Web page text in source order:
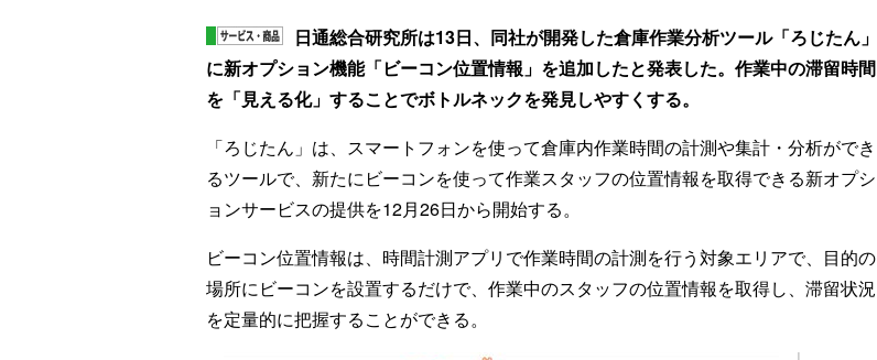
日通総合研究所は13日、同社が開発した倉庫作業分析ツール「ろじたん」
に新オプション機能「ビーコン位置情報」を追加したと発表した。作業中の滞留時間
を「見える化」することでボトルネックを発見しやすくする。
「ろじたん」は、スマートフォンを使って倉庫内作業時間の計測や集計・分析ができ
るツールで、新たにビーコンを使って作業スタッフの位置情報を取得できる新オプシ
ョンサービスの提供を12月26日から開始する。
ビーコン位置情報は、時間計測アプリで作業時間の計測を行う対象エリアで、目的の
場所にビーコンを設置するだけで、作業中のスタッフの位置情報を取得し、滞留状況
を定量的に把握することができる。